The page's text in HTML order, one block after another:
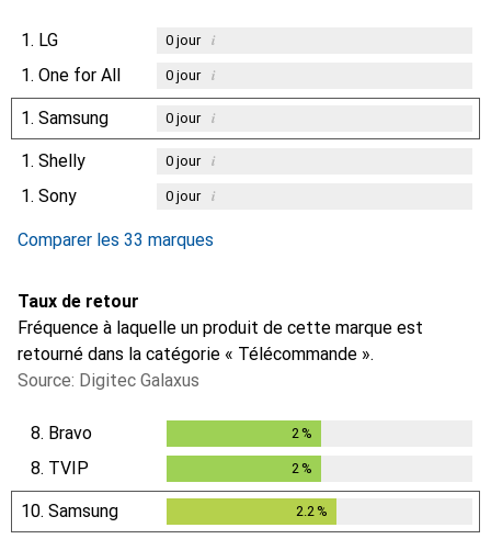
1. LG 0jour i
1. One for All 0jour i
1. Samsung 0jour i
1. Shelly 0jour i
1. Sony 0jour i
Comparer les 33 marques
Taux de retour
Fréquence à laquelle un produit de cette marque est
retourné dans la catégorie « Télécommande ».
Source: Digitec Galaxus
8. Bravo 2 %
8. TVIP 2 %
10. Samsung 2.2 %